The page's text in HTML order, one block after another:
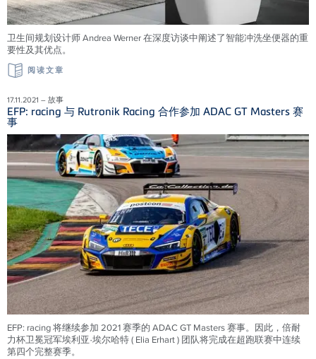
卫生间规划设计师 Andrea Werner 在深度访谈中阐述了智能冲洗坐便器的重
要性及其优点。
阅读文章
17.11.2021 – 故事
EFP: racing 与 Rutronik Racing 合作参加 ADAC GT Masters 赛
事
EFP: racing 将继续参加 2021 赛季的 ADAC GT Masters 赛事。因此，倍耐
力杯卫冕冠军埃利亚·埃尔哈特 ( Elia Erhart ) 团队将完成在超跑联赛中连续
第四个完整赛季。